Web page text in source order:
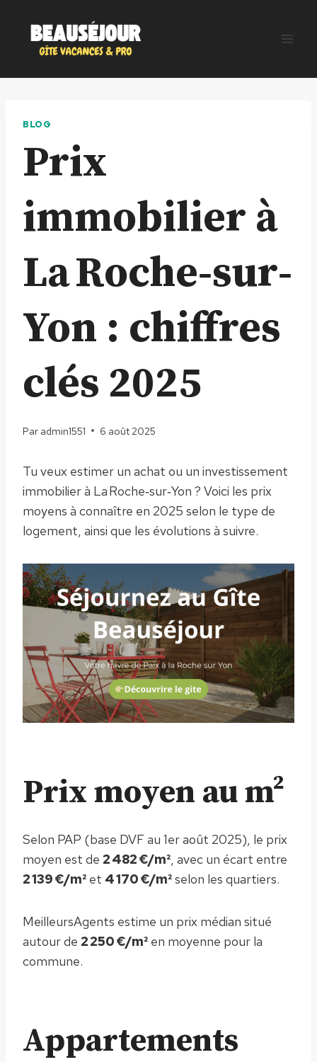
contenu
BLOG
Prix
immobilier à
La Roche‑sur‑
Yon : chiffres
clés 2025
Par admin1551 6 août 2025
Tu veux estimer un achat ou un investissement
immobilier à La Roche‑sur‑Yon ? Voici les prix
moyens à connaître en 2025 selon le type de
logement, ainsi que les évolutions à suivre.
Prix moyen au m²
Selon PAP (base DVF au 1er août 2025), le prix
moyen est de 2 482 €/m², avec un écart entre
2 139 €/m² et 4 170 €/m²selon les quartiers.
MeilleursAgents estime un prix médian situé
autour de 2 250 €/m² en moyenne pour la
commune.
Appartements